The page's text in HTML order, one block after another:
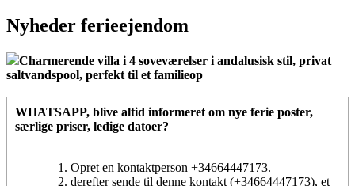
Nyheder ferieejendom
Charmerende villa i 4 soveværelser i andalusisk stil, privat
saltvandspool, perfekt til et familieop
WHATSAPP, blive altid informeret om nye ferie poster,
særlige priser, ledige datoer?
Opret en kontaktperson +34664447173.
derefter sende til denne kontakt (+34664447173), et